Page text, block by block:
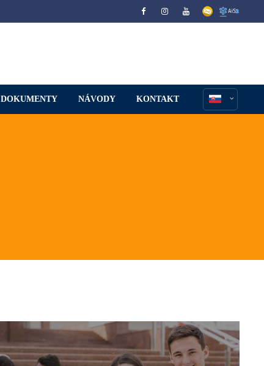
DOKUMENTY NÁVODY KONTAKT